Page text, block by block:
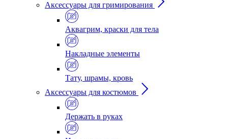
Аксессуары для гримирования
Аквагрим, краски для тела
Накладные элементы
Тату, шрамы, кровь
Аксессуары для костюмов
Держать в руках